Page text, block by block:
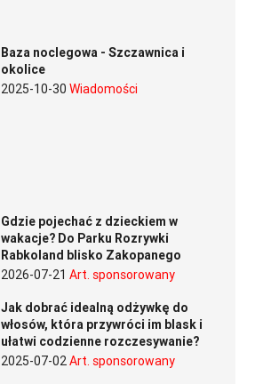
Baza noclegowa - Szczawnica i
okolice
2025-10-30 Wiadomości
Gdzie pojechać z dzieckiem w
wakacje? Do Parku Rozrywki
Rabkoland blisko Zakopanego
2026-07-21 Art. sponsorowany
Jak dobrać idealną odżywkę do
włosów, która przywróci im blask i
ułatwi codzienne rozczesywanie?
2025-07-02Art. sponsorowany